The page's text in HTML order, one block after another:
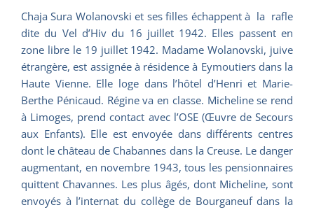
Chaja Sura Wolanovski et ses filles échappent à la rafle
dite du Vel d’Hiv du 16 juillet 1942. Elles passent en
zone libre le 19 juillet 1942. Madame Wolanovski, juive
étrangère, est assignée à résidence à Eymoutiers dans la
Haute Vienne. Elle loge dans l’hôtel d’Henri et Marie-
Berthe Pénicaud. Régine va en classe. Micheline se rend
à Limoges, prend contact avec l’OSE (Œuvre de Secours
aux Enfants). Elle est envoyée dans différents centres
dont le château de Chabannes dans la Creuse. Le danger
augmentant, en novembre 1943, tous les pensionnaires
quittent Chavannes. Les plus âgés, dont Micheline, sont
envoyés à l’internat du collège de Bourganeuf dans la